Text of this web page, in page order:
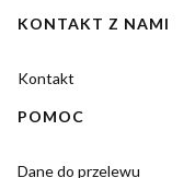
KONTAKT Z NAMI
Kontakt
POMOC
Dane do przelewu